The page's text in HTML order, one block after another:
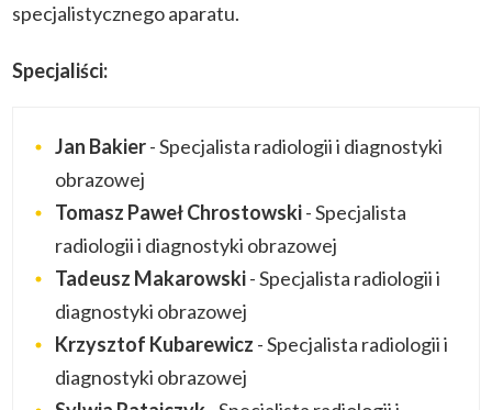
specjalistycznego aparatu.
Specjaliści:
Jan Bakier- Specjalista radiologii i diagnostyki
obrazowej
Tomasz Paweł Chrostowski- Specjalista
radiologii i diagnostyki obrazowej
Tadeusz Makarowski- Specjalista radiologii i
diagnostyki obrazowej
Krzysztof Kubarewicz - Specjalista radiologii i
diagnostyki obrazowej